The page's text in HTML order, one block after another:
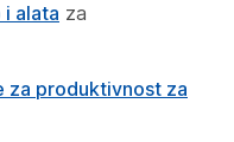
alata za
za produktivnost za